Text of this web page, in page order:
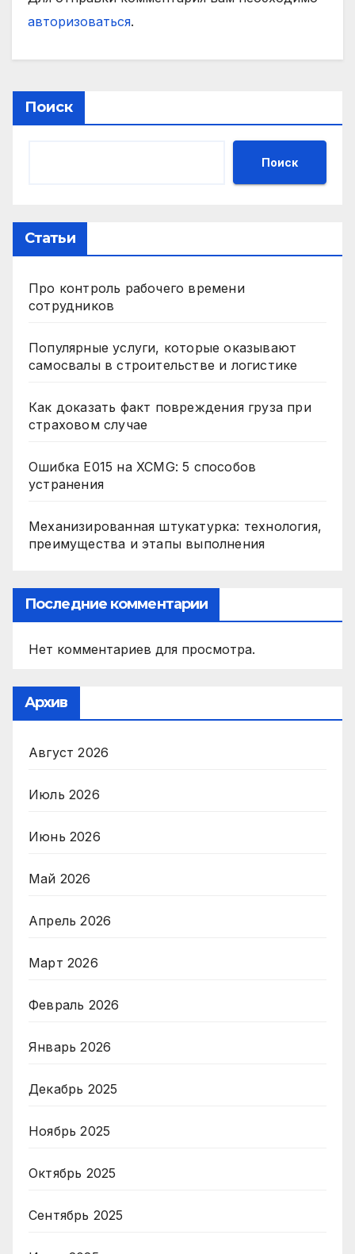
авторизоваться.
Поиск
Поиск
Статьи
Про контроль рабочего времени
сотрудников
Популярные услуги, которые оказывают
самосвалы в строительстве и логистике
Как доказать факт повреждения груза при
страховом случае
Ошибка E015 на XCMG: 5 способов
устранения
Механизированная штукатурка: технология,
преимущества и этапы выполнения
Последние комментарии
Нет комментариев для просмотра.
Архив
Август 2026
Июль 2026
Июнь 2026
Май 2026
Апрель 2026
Март 2026
Февраль 2026
Январь 2026
Декабрь 2025
Ноябрь 2025
Октябрь 2025
Сентябрь 2025